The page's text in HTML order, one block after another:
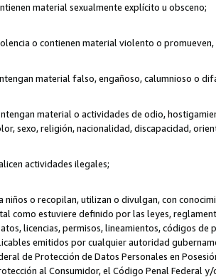
material sexualmente explícito u obsceno;
o contienen material violento o
material falso, engañoso, calumnioso o
material o actividades de odio,
sexo, religión, nacionalidad, discapacidad,
actividades ilegales;
o recopilan, utilizan o divulgan, con
como estuviere definido por las leyes,
licencias, permisos, lineamientos, códigos
emitidos por cualquier autoridad
de Protección de Datos Personales en
al Consumidor, el Código Penal Federal